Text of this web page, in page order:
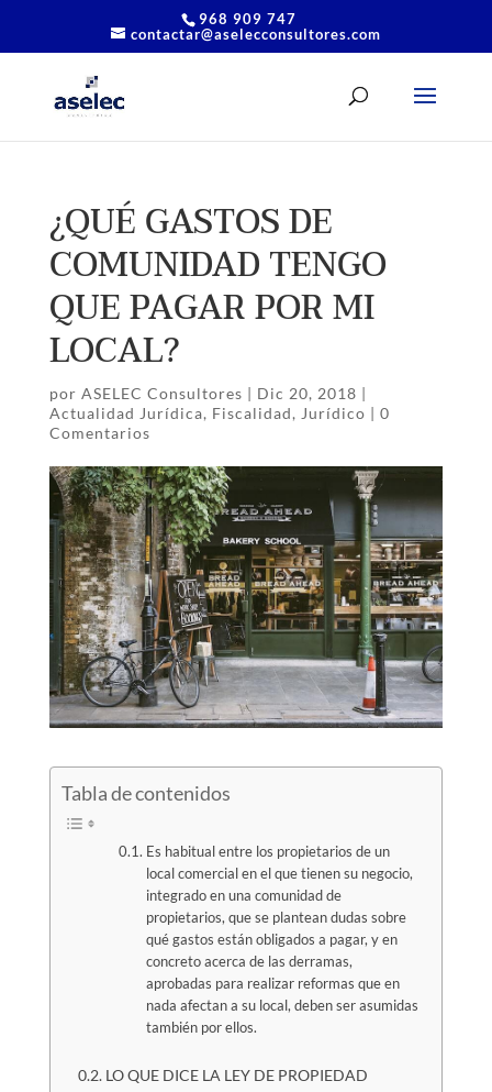
968 909 747
contactar@aselecconsultores.com
¿QUÉ GASTOS DE
COMUNIDAD TENGO
QUE PAGAR POR MI
LOCAL?
por ASELEC Consultores | Dic 20, 2018 |
Actualidad Jurídica, Fiscalidad, Jurídico | 0
Comentarios
Tabla de contenidos
Es habitual entre los propietarios de un
local comercial en el que tienen su negocio,
integrado en una comunidad de
propietarios, que se plantean dudas sobre
qué gastos están obligados a pagar, y en
concreto acerca de las derramas,
aprobadas para realizar reformas que en
nada afectan a su local, deben ser asumidas
también por ellos.
LO QUE DICE LA LEY DE PROPIEDAD